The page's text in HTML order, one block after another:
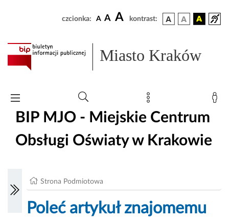
czcionka: A A A kontrast:
Miasto Kraków
BIP MJO - Miejskie Centrum
Obsługi Oświaty w Krakowie
Strona Podmiotowa
Poleć artykuł znajomemu